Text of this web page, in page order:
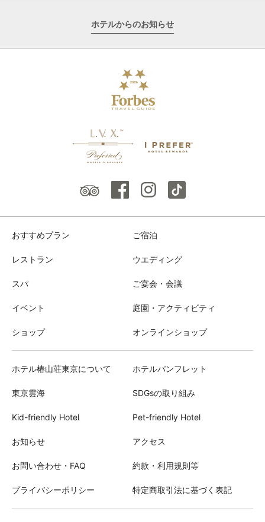
ホテルからのお知らせ
おすすめプラン ご宿泊
レストラン ウエディング
スパ ご宴会・会議
イベント 庭園・アクティビティ
ショップ オンラインショップ
ホテル椿山荘東京について ホテルパンフレット
東京雲海 SDGsの取り組み
Kid-friendly Hotel Pet-friendly Hotel
お知らせ アクセス
お問い合わせ・FAQ 約款・利用規則等
プライバシーポリシー 特定商取引法に基づく表記